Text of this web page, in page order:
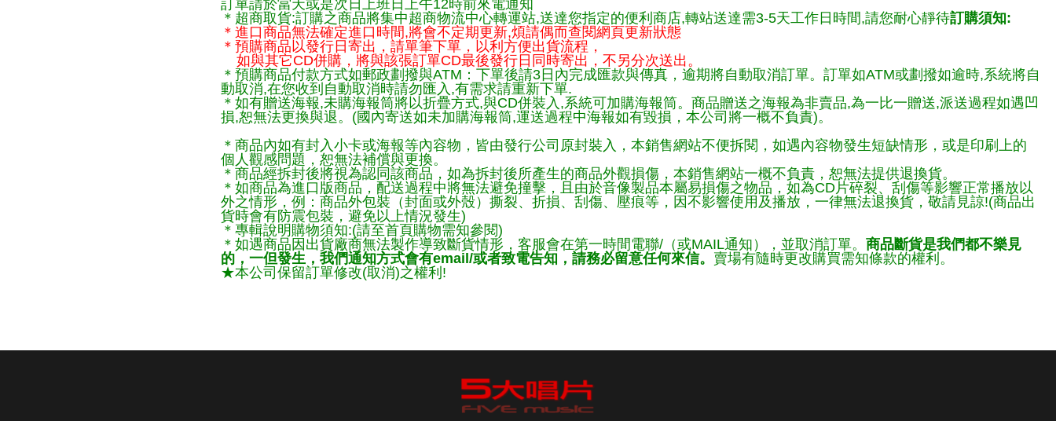
訂單請於當天或是次日上班日上午12時前來電通知
＊超商取貨:訂購之商品將集中超商物流中心轉運站,送達您指定的便利商店,轉站送達需3-5天工作日時間,請您耐心靜待訂購須知:
＊進口商品無法確定進口時間,將會不定期更新,煩請偶而查閱網頁更新狀態
＊預購商品以發行日寄出，請單筆下單，以利方便出貨流程，
如與其它CD併購，將與該張訂單CD最後發行日同時寄出，不另分次送出。
＊預購商品付款方式如郵政劃撥與ATM：下單後請3日內完成匯款與傳真，逾期將自動取消訂單。訂單如ATM或劃撥如逾時,系統將自
動取消,在您收到自動取消時請勿匯入,有需求請重新下單.
＊如有贈送海報,未購海報筒將以折疊方式,與CD併裝入,系統可加購海報筒。商品贈送之海報為非賣品,為一比一贈送,派送過程如遇凹
損,恕無法更換與退。(國內寄送如未加購海報筒,運送過程中海報如有毀損，本公司將一概不負責)。
＊商品內如有封入小卡或海報等內容物，皆由發行公司原封裝入，本銷售網站不便拆閱，如遇內容物發生短缺情形，或是印刷上的
個人觀感問題，恕無法補償與更換。
＊商品經拆封後將視為認同該商品，如為拆封後所產生的商品外觀損傷，本銷售網站一概不負責，恕無法提供退換貨。
＊如商品為進口版商品，配送過程中將無法避免撞擊，且由於音像製品本屬易損傷之物品，如為CD片碎裂、刮傷等影響正常播放以
外之情形，例：商品外包裝（封面或外殼）撕裂、折損、刮傷、壓痕等，因不影響使用及播放，一律無法退換貨，敬請見諒!(商品出
貨時會有防震包裝，避免以上情況發生)
＊專輯說明購物須知:(請至首頁購物需知參閱)
＊如遇商品因出貨廠商無法製作導致斷貨情形，客服會在第一時間電聯/（或MAIL通知），並取消訂單。 商品斷貨是我們都不樂見
的，一但發生，我們通知方式會有email/或者致電告知，請務必留意任何來信。 賣場有隨時更改購買需知條款的權利。
★本公司保留訂單修改(取消)之權利!